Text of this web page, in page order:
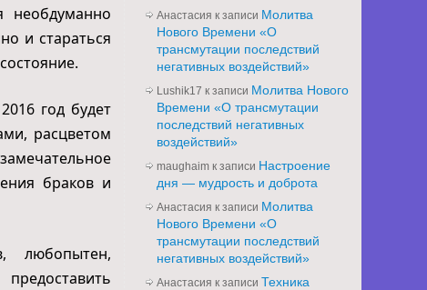
и стараться
год будет
расцветом
браков и
любопытен,
Анастасия к записи Молитва
Нового Времени «О
трансмутации последствий
негативных воздействий»
Lushik17 к записи Молитва Нового
Времени «О трансмутации
последствий негативных
воздействий»
maughaim к записи Настроение
дня — мудрость и доброта
Анастасия к записи Молитва
Нового Времени «О
трансмутации последствий
негативных воздействий»
Анастасия к записи Техника